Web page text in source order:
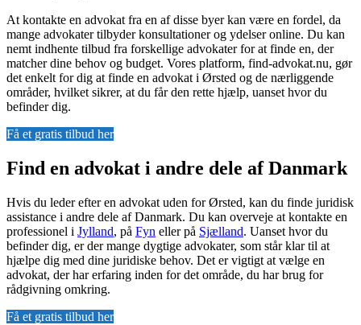
At kontakte en advokat fra en af disse byer kan være en fordel, da
mange advokater tilbyder konsultationer og ydelser online. Du kan
nemt indhente tilbud fra forskellige advokater for at finde en, der
matcher dine behov og budget. Vores platform, find-advokat.nu, gør
det enkelt for dig at finde en advokat i Ørsted og de nærliggende
områder, hvilket sikrer, at du får den rette hjælp, uanset hvor du
befinder dig.
Få et gratis tilbud her
Find en advokat i andre dele af Danmark
Hvis du leder efter en advokat uden for Ørsted, kan du finde juridisk
assistance i andre dele af Danmark. Du kan overveje at kontakte en
professionel i Jylland, på Fyn eller på Sjælland. Uanset hvor du
befinder dig, er der mange dygtige advokater, som står klar til at
hjælpe dig med dine juridiske behov. Det er vigtigt at vælge en
advokat, der har erfaring inden for det område, du har brug for
rådgivning omkring.
Få et gratis tilbud her